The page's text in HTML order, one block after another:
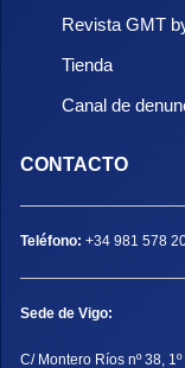
Revista GMT
Tienda
Canal de
CONTACTO
Teléfono: +34 981 578
Sede de Vigo:
C/ Montero Ríos nº 38,